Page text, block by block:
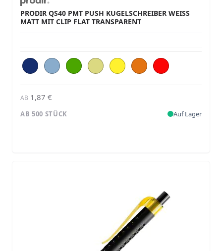
PRODIR QS40 PMT PUSH KUGELSCHREIBER WEISS M
ATT MIT CLIP FLAT TRANSPARENT
AB 1,87 €
AB 500 STÜCK Auf Lager